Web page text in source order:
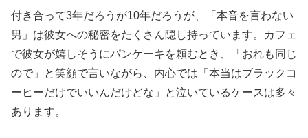
付き合って3年だろうが10年だろうが、「本音を言わない
男」は彼女への秘密をたくさん隠し持っています。カフェ
で彼女が嬉しそうにパンケーキを頼むとき、「おれも同じ
ので」と笑顔で言いながら、内心では「本当はブラックコ
ーヒーだけでいいんだけどな」と泣いているケースは多々
あります。